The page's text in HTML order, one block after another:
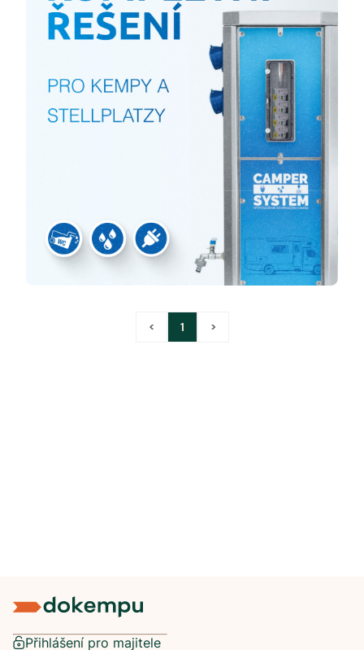
< 1 >
Přihlášení pro majitele